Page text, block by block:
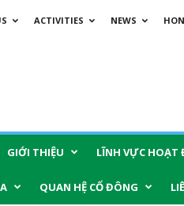
ACTIVITIES NEWS
GIỚI THIỆU LĨNH VỰC HOẠT
QUAN HỆ CỔ ĐÔNG